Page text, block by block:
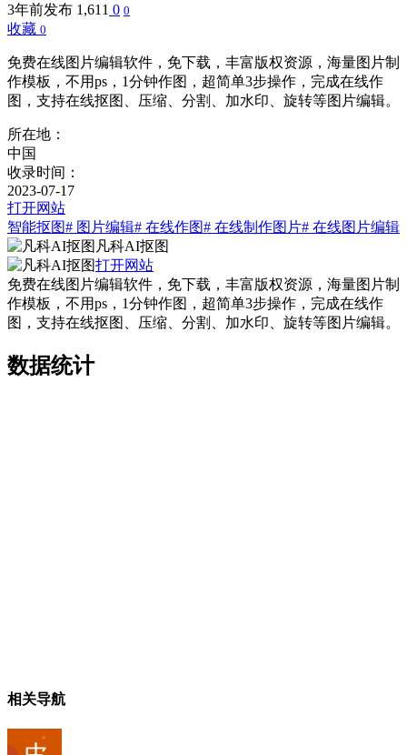
3年前发布 1,611 0 0
收藏 0
免费在线图片编辑软件，免下载，丰富版权资源，海量图片制
作模板，不用ps，1分钟作图，超简单3步操作，完成在线作
图，支持在线抠图、压缩、分割、加水印、旋转等图片编辑。
所在地：
中国
收录时间：
2023-07-17
打开网站
智能抠图# 图片编辑# 在线作图# 在线制作图片# 在线图片编辑
凡科AI抠图
打开网站
免费在线图片编辑软件，免下载，丰富版权资源，海量图片制
作模板，不用ps，1分钟作图，超简单3步操作，完成在线作
图，支持在线抠图、压缩、分割、加水印、旋转等图片编辑。
数据统计
相关导航